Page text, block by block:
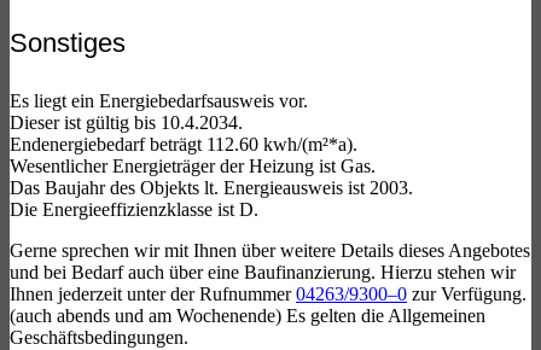
Sonstiges
Es liegt ein Energiebedarfsausweis vor.
Dieser ist gültig bis 10.4.2034.
Endenergiebedarf beträgt 112.60 kwh/(m²*a).
Wesentlicher Energieträger der Heizung ist Gas.
Das Baujahr des Objekts lt. Energieausweis ist 2003.
Die Energieeffizienzklasse ist D.
Gerne sprechen wir mit Ihnen über weitere Details dieses Angebotes
und bei Bedarf auch über eine Baufinanzierung. Hierzu stehen wir
Ihnen jederzeit unter der Rufnummer04263/9300–0 zur Verfügung.
(auch abends und am Wochenende) Es gelten die Allgemeinen
Geschäftsbedingungen.